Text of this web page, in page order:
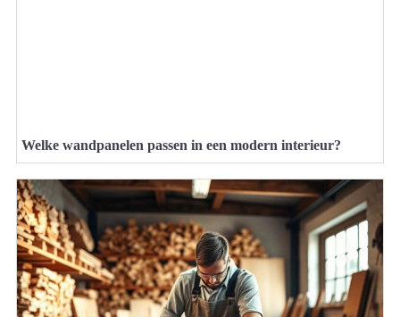
Welke wandpanelen passen in een modern interieur?